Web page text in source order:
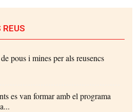
REUS
pous i mines per als reusencs
es van formar amb el programa